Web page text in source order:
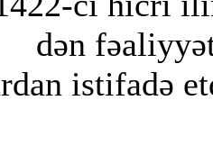
dən
istifadə